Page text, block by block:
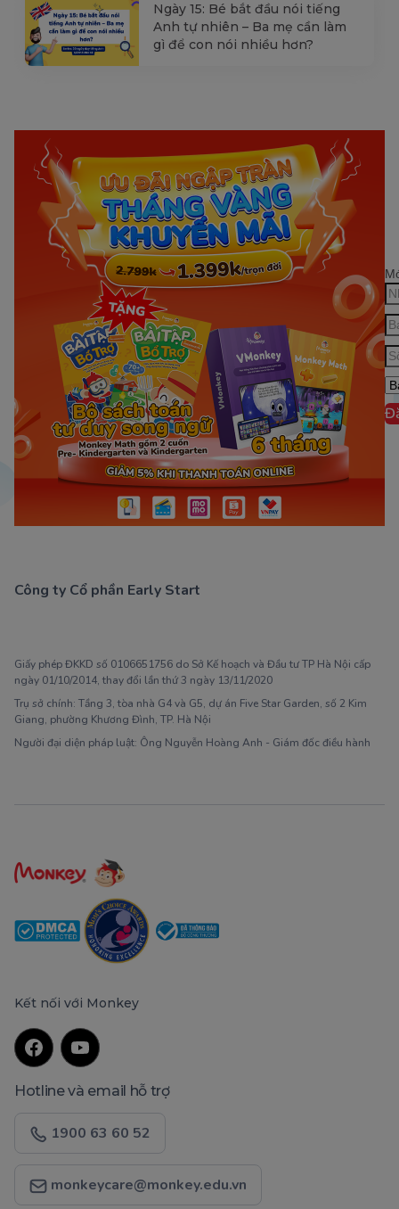
Ngày 15: Bé bắt đầu nói tiếng
Anh tự nhiên – Ba mẹ cần làm
gì để con nói nhiều hơn?
Công ty Cổ phần Early Start
Giấy phép ĐKKD số 0106651756 do Sở Kế hoạch và Đầu tư TP Hà Nội cấp
ngày 01/10/2014, thay đổi lần thứ 3 ngày 13/11/2020
Trụ sở chính: Tầng 3, tòa nhà G4 và G5, dự án Five Star Garden, số 2 Kim
Giang, phường Khương Đình, TP. Hà Nội
Người đại diện pháp luật: Ông Nguyễn Hoàng Anh - Giám đốc điều hành
Kết nối với Monkey
Hotline và email hỗ trợ
1900 63 60 52
monkeycare@monkey.edu.vn